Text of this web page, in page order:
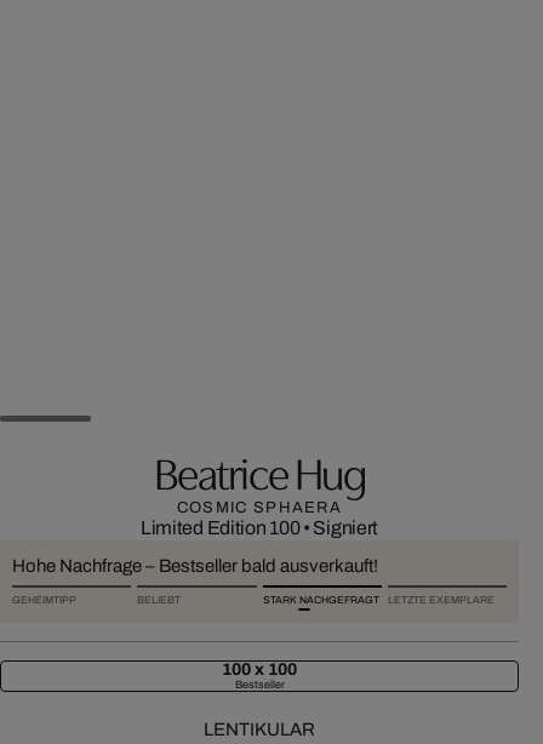
Beatrice Hug
COSMIC SPHAERA
Limited Edition 100• Signiert
Hohe Nachfrage – Bestseller bald ausverkauft!
GEHEIMTIPP BELIEBT STARK NACHGEFRAGT LETZTE EXEMPLARE
100 x 100
Bestseller
LENTIKULAR